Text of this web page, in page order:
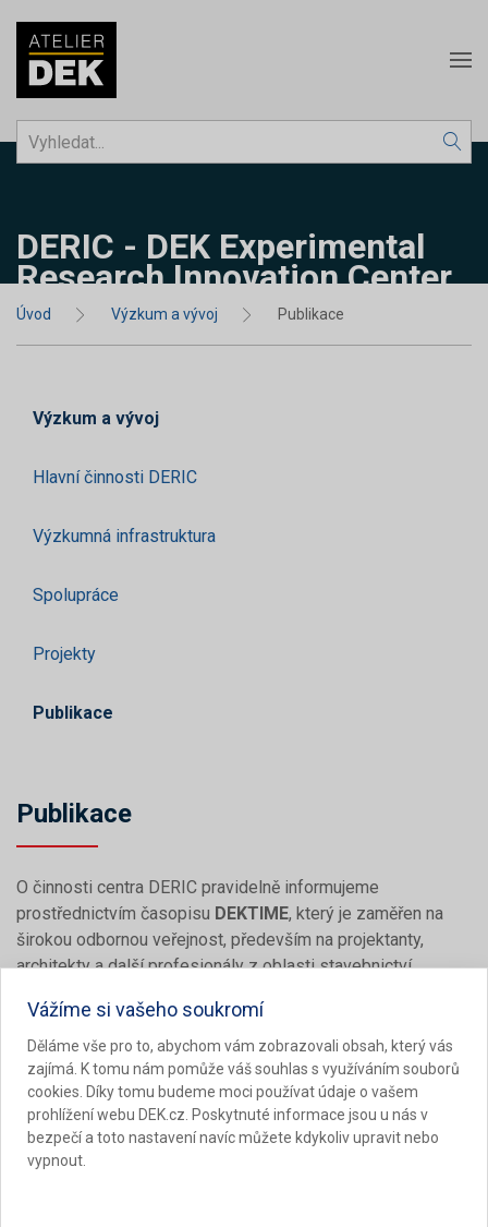
DERIC - DEK Experimental
Research Innovation Center
Úvod Výzkum a vývoj Publikace
Výzkum a vývoj
Hlavní činnosti DERIC
Výzkumná infrastruktura
Spolupráce
Projekty
Publikace
Publikace
O činnosti centra DERIC pravidelně informujeme
prostřednictvím časopisu DEKTIME, který je zaměřen na
širokou odbornou veřejnost, především na projektanty,
architekty a další profesionály z oblasti stavebnictví.
Přejít na články
Partneři programu
Vážíme si vašeho soukromí
Děláme vše pro to, abychom vám zobrazovali obsah, který vás
zajímá. K tomu nám pomůže váš souhlas s využíváním souborů
cookies. Díky tomu budeme moci používat údaje o vašem
prohlížení webu DEK.cz. Poskytnuté informace jsou u nás v
bezpečí a toto nastavení navíc můžete kdykoliv upravit nebo
vypnout.